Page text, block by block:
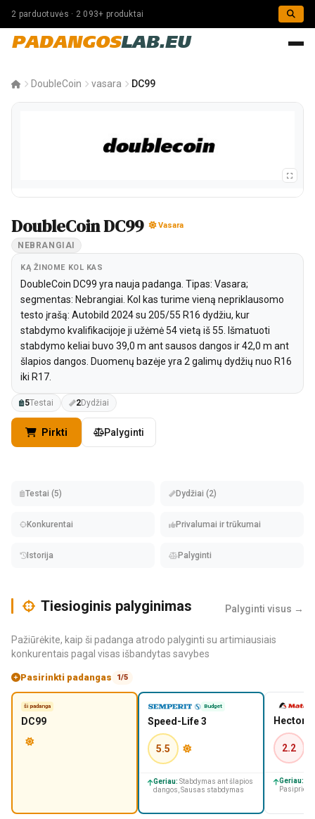
2 parduotuvės · 2 093+ produktai
PADANGOSLAB.EU
DoubleCoin vasara DC99
DoubleCoin DC99 Vasara
NEBRANGIAI
KĄ ŽINOME KOL KAS
DoubleCoin DC99 yra nauja padanga. Tipas: Vasara;
segmentas: Nebrangiai. Kol kas turime vieną nepriklausomo
testo įrašą: Autobild 2024 su 205/55 R16 dydžiu, kur
stabdymo kvalifikacijoje ji užėmė 54 vietą iš 55. Išmatuoti
stabdymo keliai buvo 39,0 m ant sausos dangos ir 42,0 m ant
šlapios dangos. Duomenų bazėje yra 2 galimų dydžių nuo R16
iki R17.
5Testai 2Dydžiai
Pirkti Palyginti
Testai (5) Dydžiai (2)
Konkurentai Privalumai ir trūkumai
Istorija Palyginti
Tiesioginis palyginimas Palyginti visus →
Pažiūrėkite, kaip ši padanga atrodo palyginti su artimiausiais
konkurentais pagal visas išbandytas savybes
Pasirinkti padangas 1/5
ši padanga
DC99
Budget
Speed-Life 3
5.5
Geriau: Stabdymas ant šlapios
dangos, Sausas stabdymas
2.2
Geriau: